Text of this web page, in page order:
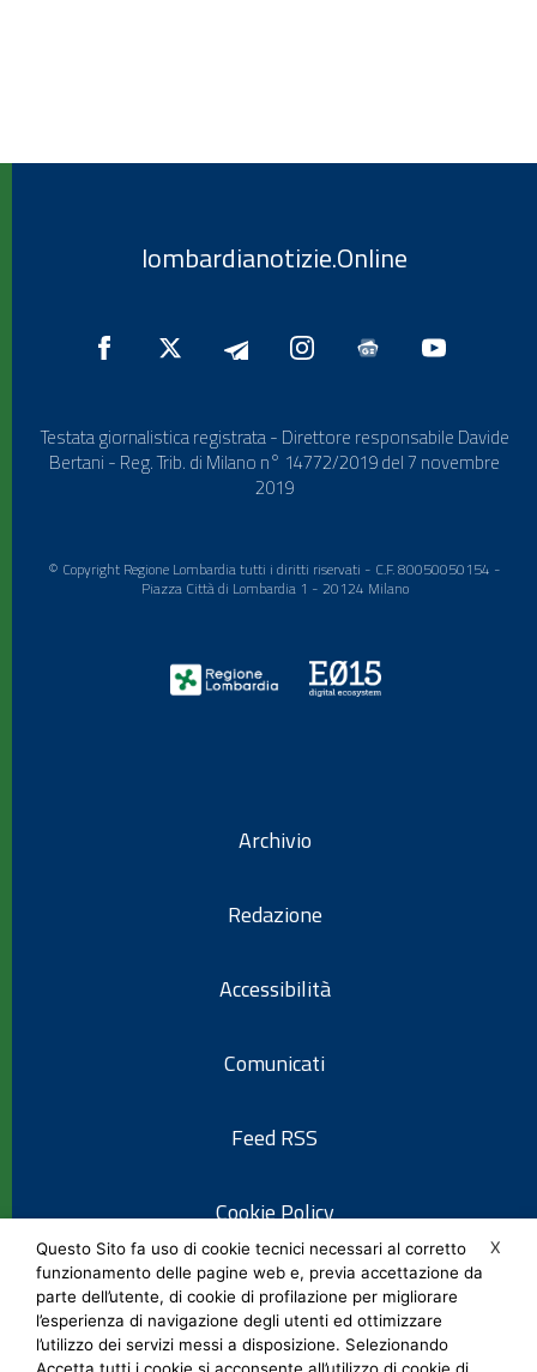
lombardianotizie.Online
Testata giornalistica registrata - Direttore responsabile Davide
Bertani - Reg. Trib. di Milano n° 14772/2019 del 7 novembre
2019
© Copyright Regione Lombardia tutti i diritti riservati - C.F. 80050050154 -
Piazza Città di Lombardia 1 - 20124 Milano
Archivio
Redazione
Accessibilità
Comunicati
Feed RSS
Cookie Policy
Informativa privacy
Note legali
X
Questo Sito fa uso di cookie tecnici necessari al corretto
funzionamento delle pagine web e, previa accettazione da
parte dell’utente, di cookie di profilazione per migliorare
l’esperienza di navigazione degli utenti ed ottimizzare
l’utilizzo dei servizi messi a disposizione. Selezionando
Accetta tutti i cookie si acconsente all’utilizzo di cookie di